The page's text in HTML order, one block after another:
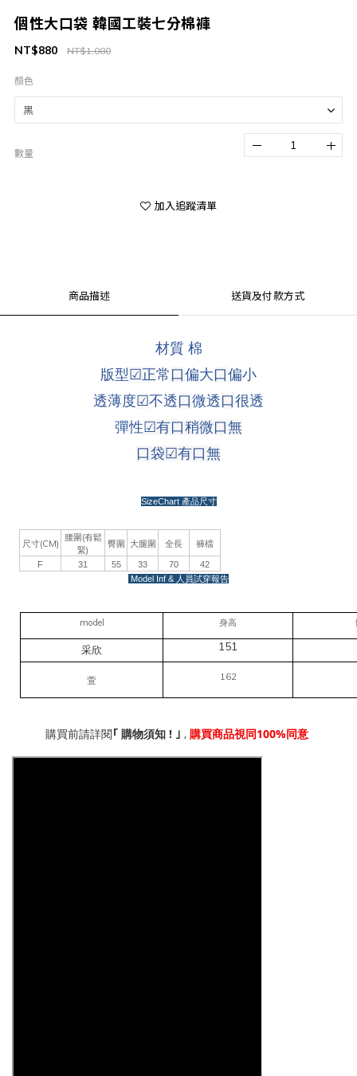
個性大口袋 韓國工裝七分棉褲
NT$1,080
NT$880
顏色
數量
加入追蹤清單
商品描述 送貨及付款方式
材質 棉
版型 ☑正常 口偏大口偏小
透薄度☑不透口微透口很透
彈性☑有口稍微口無
口袋☑有口無
SizeChart 產品尺寸
尺寸(CM)
腰圍(有鬆
緊)
臀圍 大腿圍 全長 褲檔
F 31 55 33 70
42
Model Inf & 人員試穿報告
model 身高
采欣 151
萱 162
購買前請詳閱 ｢ 購物須知 ! ｣ , 購買商品視同 100% 同意